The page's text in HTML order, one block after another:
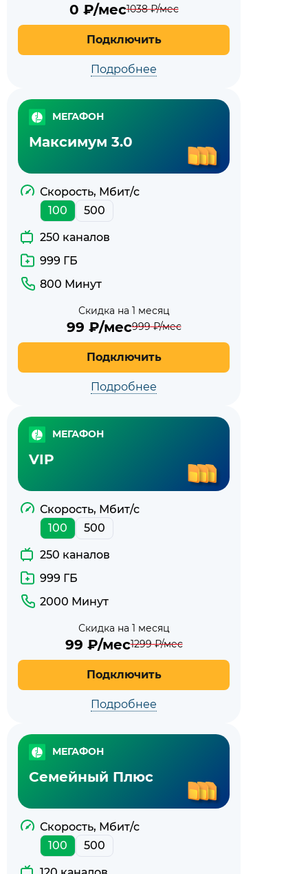
0 ₽/мес1038₽/мес
Подключить
Подробнее
МЕГАФОН
Максимум 3.0
Скорость, Мбит/с
100
500
250 каналов
999 ГБ
800 Минут
Скидка на 1 месяц
99 ₽/мес999₽/мес
Подключить
Подробнее
МЕГАФОН
VIP
Скорость, Мбит/с
100
500
250 каналов
999 ГБ
2000 Минут
Скидка на 1 месяц
99 ₽/мес1299₽/мес
Подключить
Подробнее
МЕГАФОН
Семейный Плюс
Скорость, Мбит/с
100
500